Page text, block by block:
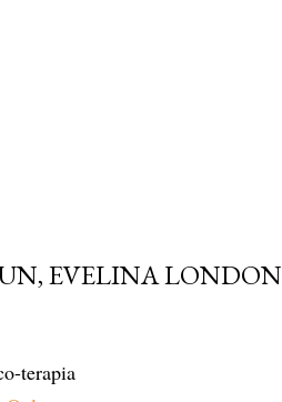
EVELINA LONDON
terapia